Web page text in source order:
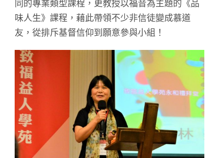
同的專業類型課程，更教授以福音為主題的《品
味人生》課程，藉此帶領不少非信徒變成慕道
友，從排斥基督信仰到願意參與小組！